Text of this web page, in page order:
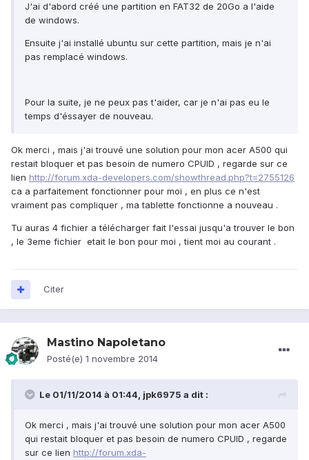
J'ai d'abord créé une partition en FAT32 de 20Go a l'aide
de windows.
Ensuite j'ai installé ubuntu sur cette partition, mais je n'ai
pas remplacé windows.
Pour la suite, je ne peux pas t'aider, car je n'ai pas eu le
temps d'éssayer de nouveau.
Ok merci , mais j'ai trouvé une solution pour mon acer A500 qui
restait bloquer et pas besoin de numero CPUID , regarde sur ce
lien http://forum.xda-developers.com/showthread.php?t=2755126
ca a parfaitement fonctionner pour moi , en plus ce n'est
vraiment pas compliquer , ma tablette fonctionne a nouveau .
Tu auras 4 fichier a télécharger fait l'essai jusqu'a trouver le bon
, le 3eme fichier etait le bon pour moi , tient moi au courant .
Citer
Mastino Napoletano
Posté(e) 1 novembre 2014
Le 01/11/2014 à 01:44, jpk6975 a dit :
Ok merci , mais j'ai trouvé une solution pour mon acer A500
qui restait bloquer et pas besoin de numero CPUID , regarde
sur ce lien http://forum.xda-